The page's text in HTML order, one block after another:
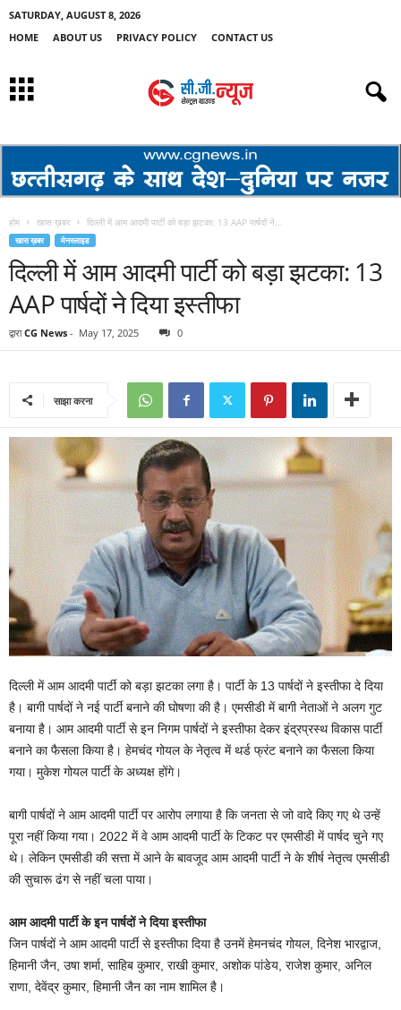
SATURDAY, AUGUST 8, 2026
HOME
ABOUT US PRIVACY POLICY CONTACT US
होम खास ख़बर दिल्ली में आम आदमी पार्टी को बड़ा झटका: 13 AAP पार्षदों ने...
खास ख़बर मेनस्लाइड
दिल्ली में आम आदमी पार्टी को बड़ा झटका: 13
AAP पार्षदों ने दिया इस्तीफा
द्वारा CG News - May 17, 2025 0
साझा करना
दिल्ली में आम आदमी पार्टी को बड़ा झटका लगा है। पार्टी के 13 पार्षदों ने इस्तीफा दे दिया
है। बागी पार्षदों ने नई पार्टी बनाने की घोषणा की है। एमसीडी में बागी नेताओं ने अलग गुट
बनाया है। आम आदमी पार्टी से इन निगम पार्षदों ने इस्तीफा देकर इंद्रप्रस्थ विकास पार्टी
बनाने का फैसला किया है। हेमचंद गोयल के नेतृत्व में थर्ड फ्रंट बनाने का फैसला किया
गया। मुकेश गोयल पार्टी के अध्यक्ष होंगे।
बागी पार्षदों ने आम आदमी पार्टी पर आरोप लगाया है कि जनता से जो वादे किए गए थे उन्हें
पूरा नहीं किया गया। 2022 में वे आम आदमी पार्टी के टिकट पर एमसीडी में पार्षद चुने गए
थे। लेकिन एमसीडी की सत्ता में आने के बावजूद आम आदमी पार्टी ने के शीर्ष नेतृत्व एमसीडी
की सुचारू ढंग से नहीं चला पाया।
आम आदमी पार्टी के इन पार्षदों ने दिया इस्तीफा
जिन पार्षदों ने आम आदमी पार्टी से इस्तीफा दिया है उनमें हेमनचंद गोयल, दिनेश भारद्वाज,
हिमानी जैन, उषा शर्मा, साहिब कुमार, राखी कुमार, अशोक पांडेय, राजेश कुमार, अनिल
राणा, देवेंद्र कुमार, हिमानी जैन का नाम शामिल है।